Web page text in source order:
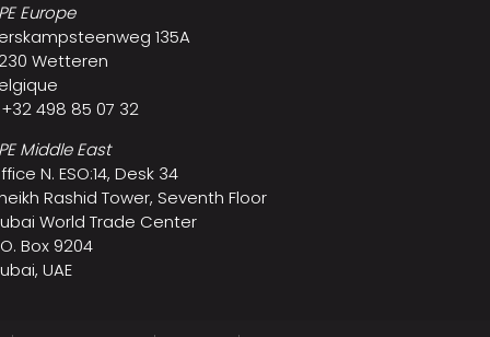
Europe
135A
Wetteren
+32 498 85 07 32
Middle East
N. ESO:14, Desk 34
Rashid Tower, Seventh Floor
World Trade Center
Box 9204
UAE